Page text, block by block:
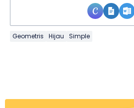
Geometris Hijau Simple